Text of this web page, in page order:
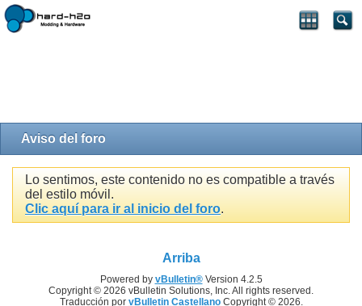
Aviso del foro
Lo sentimos, este contenido no es compatible a través
del estilo móvil.
Clic aquí para ir al inicio del foro.
Arriba
Powered by vBulletin®Version 4.2.5
Copyright © 2026 vBulletin Solutions, Inc. All rights reserved.
Traducción por vBulletin CastellanoCopyright © 2026.